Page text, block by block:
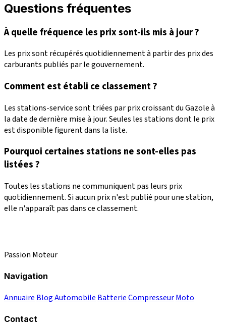
Questions fréquentes
À quelle fréquence les prix sont-ils mis à jour ?
Les prix sont récupérés quotidiennement à partir des prix des
carburants publiés par le gouvernement.
Comment est établi ce classement ?
Les stations-service sont triées par prix croissant du Gazole à
la date de dernière mise à jour. Seules les stations dont le prix
est disponible figurent dans la liste.
Pourquoi certaines stations ne sont-elles pas
listées ?
Toutes les stations ne communiquent pas leurs prix
quotidiennement. Si aucun prix n'est publié pour une station,
elle n'apparaît pas dans ce classement.
Passion Moteur
Navigation
Annuaire BlogAutomobile BatterieCompresseurMoto
Contact